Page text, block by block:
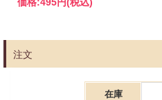
注文
在庫